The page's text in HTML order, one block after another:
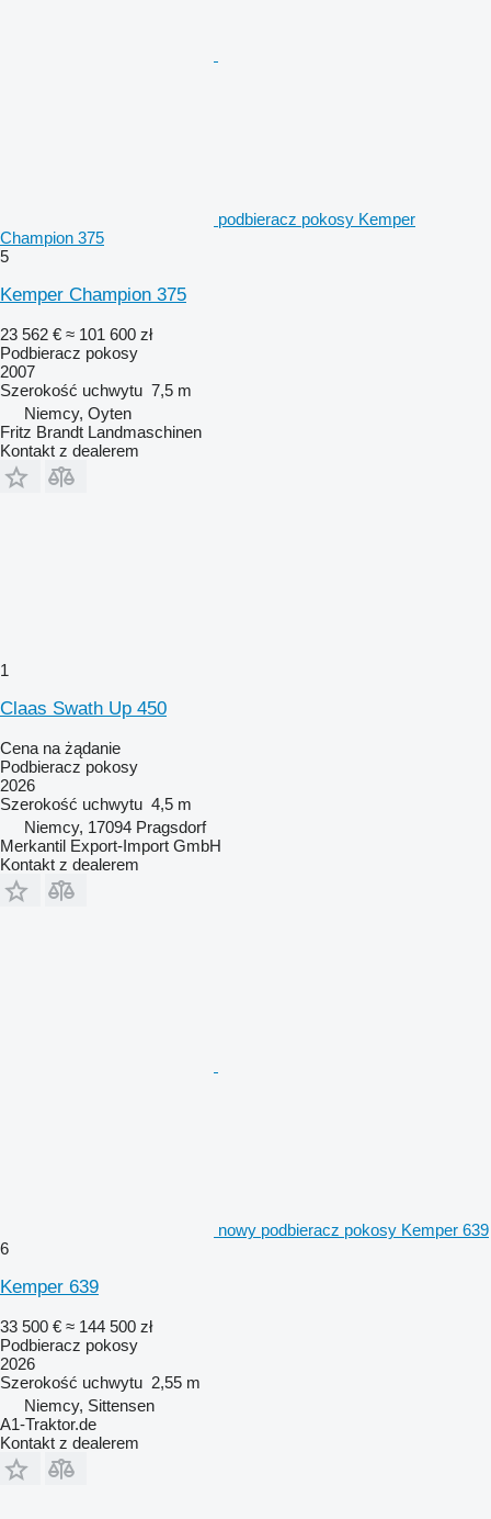
podbieracz pokosy Kemper
Champion 375
5
Kemper Champion 375
23 562 € ≈ 101 600 zł
Podbieracz pokosy
2007
Szerokość uchwytu 7,5 m
Niemcy, Oyten
Fritz Brandt Landmaschinen
Kontakt z dealerem
1
Claas Swath Up 450
Cena na żądanie
Podbieracz pokosy
2026
Szerokość uchwytu 4,5 m
Niemcy, 17094 Pragsdorf
Merkantil Export-Import GmbH
Kontakt z dealerem
nowy podbieracz pokosy Kemper 639
6
Kemper 639
33 500 € ≈ 144 500 zł
Podbieracz pokosy
2026
Szerokość uchwytu 2,55 m
Niemcy, Sittensen
A1-Traktor.de
Kontakt z dealerem